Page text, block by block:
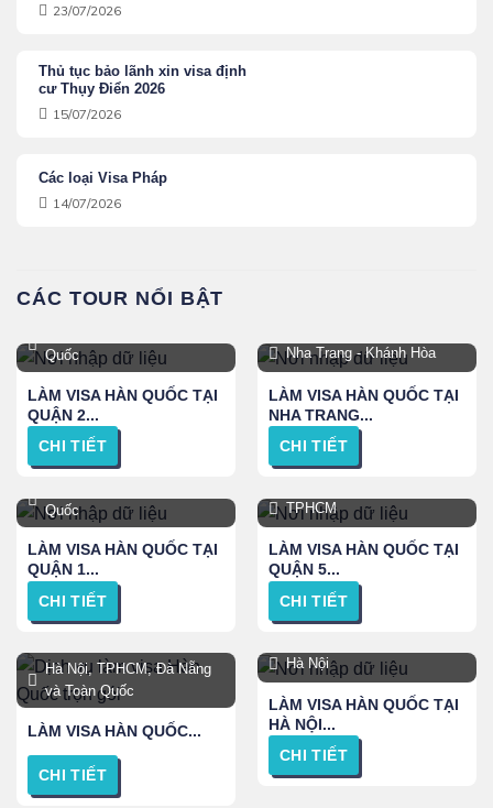
23/07/2026
Thủ tục bảo lãnh xin visa định
cư Thụy Điển 2026
15/07/2026
Các loại Visa Pháp
14/07/2026
CÁC TOUR NỔI BẬT
Quốc
LÀM VISA HÀN QUỐC TẠI
QUẬN 2...
CHI TIẾT
Nha Trang - Khánh Hòa
LÀM VISA HÀN QUỐC TẠI
NHA TRANG...
CHI TIẾT
Quốc
LÀM VISA HÀN QUỐC TẠI
QUẬN 1...
CHI TIẾT
TPHCM
LÀM VISA HÀN QUỐC TẠI
QUẬN 5...
CHI TIẾT
Hà Nội, TPHCM, Đà Nẵng
và Toàn Quốc
LÀM VISA HÀN QUỐC...
CHI TIẾT
Hà Nội
LÀM VISA HÀN QUỐC TẠI
HÀ NỘI...
CHI TIẾT